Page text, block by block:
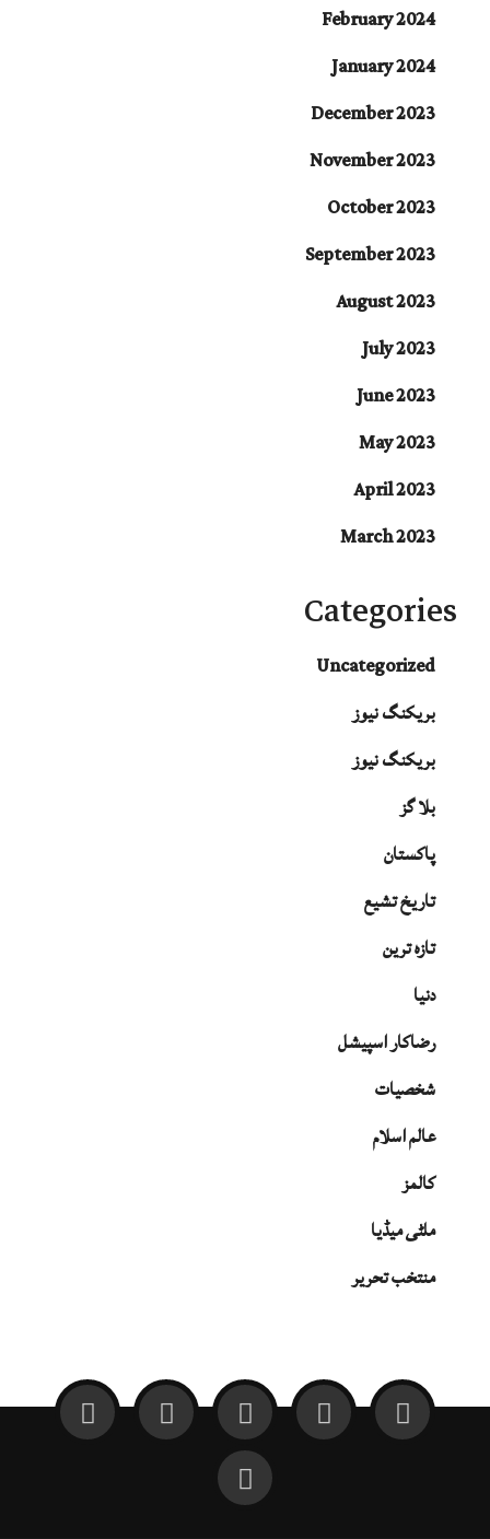
February 2024
January 2024
December 2023
November 2023
October 2023
September 2023
August 2023
July 2023
June 2023
May 2023
April 2023
March 2023
Categories
Uncategorized
بریکنگ نیوز
بریکنگ نیوز
بلا گز
پاکستان
تاریخ تشیع
تازہ ترین
دنیا
رضاکار اسپیشل
شخصیات
عالم اسلام
کالمز
ملٹی میڈیا
منتخب تحریر